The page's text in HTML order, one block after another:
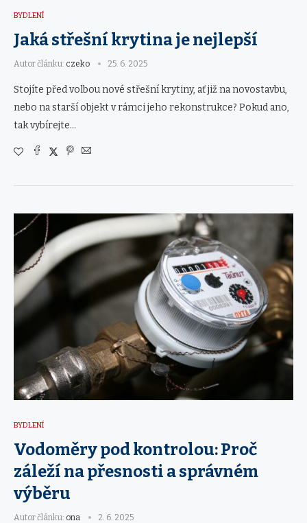
BYDLENÍ
Jaká střešní krytina je nejlepší
Autor článku: czeko 25. 6. 2025
Stojíte před volbou nové střešní krytiny, ať již na novostavbu,
nebo na starší objekt v rámci jeho rekonstrukce? Pokud ano,
tak vybírejte…
BYDLENÍ
Vodoměry pod kontrolou: Proč
záleží na přesnosti a správném
výběru
Autor článku: ona 2. 6. 2025